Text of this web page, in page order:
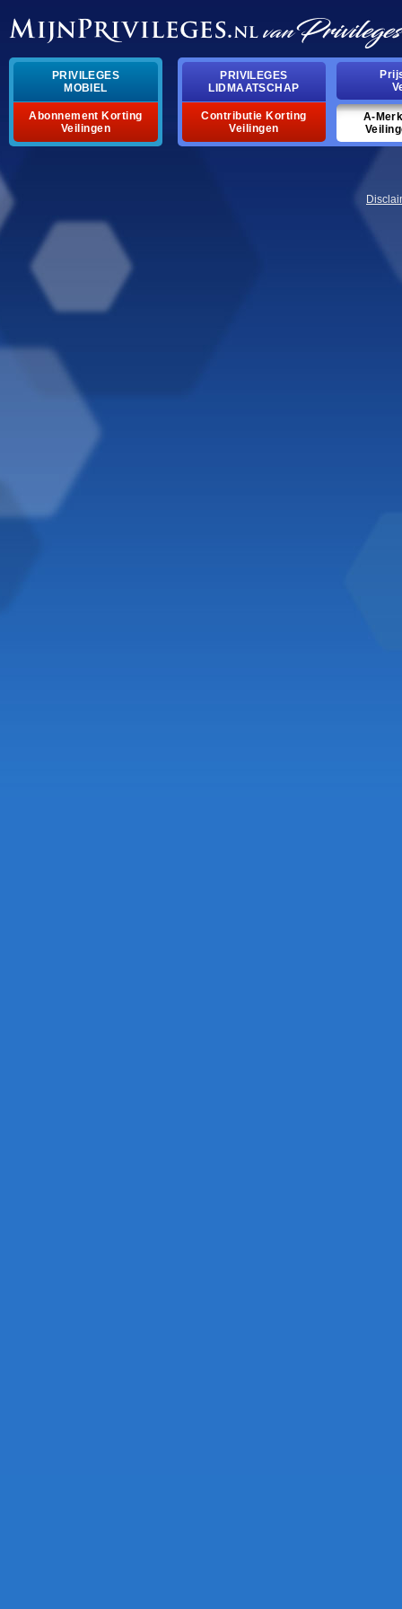
privileges
mobiel
abonnement korting
veilingen
privileges
lidmaatschap
contributie korting
veilingen
a-